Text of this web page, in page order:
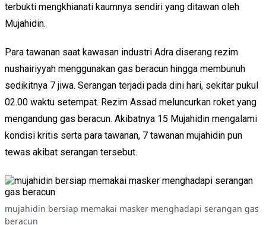
terbukti mengkhianati kaumnya sendiri yang ditawan oleh
Mujahidin.
Para tawanan saat kawasan industri Adra diserang rezim
nushairiyyah menggunakan gas beracun hingga membunuh
sedikitnya 7 jiwa. Serangan terjadi pada dini hari, sekitar pukul
02.00 waktu setempat. Rezim Assad meluncurkan roket yang
mengandung gas beracun. Akibatnya 15 Mujahidin mengalami
kondisi kritis serta para tawanan, 7 tawanan mujahidin pun
tewas akibat serangan tersebut.
mujahidin bersiap memakai masker menghadapi serangan gas
beracun